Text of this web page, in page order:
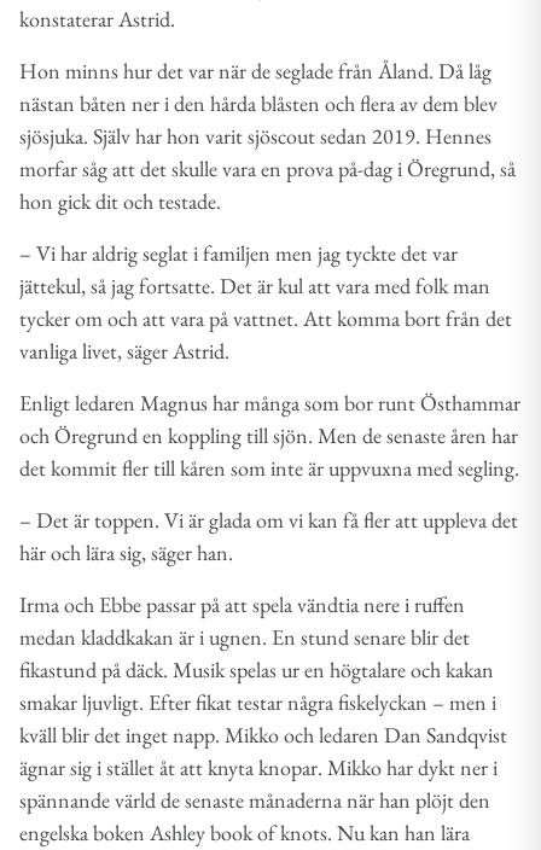
konstaterar Astrid.
Hon minns hur det var när de seglade från Åland. Då låg
nästan båten ner i den hårda blåsten och flera av dem blev
sjösjuka. Själv har hon varit sjöscout sedan 2019. Hennes
morfar såg att det skulle vara en prova på-dag i Öregrund, så
hon gick dit och testade.
– Vi har aldrig seglat i familjen men jag tyckte det var
jättekul, så jag fortsatte. Det är kul att vara med folk man
tycker om och att vara på vattnet. Att komma bort från det
vanliga livet, säger Astrid.
Enligt ledaren Magnus har många som bor runt Östhammar
och Öregrund en koppling till sjön. Men de senaste åren har
det kommit fler till kåren som inte är uppvuxna med segling.
– Det är toppen. Vi är glada om vi kan få fler att uppleva det
här och lära sig, säger han.
Irma och Ebbe passar på att spela vändtia nere i ruffen
medan kladdkakan är i ugnen. En stund senare blir det
fikastund på däck. Musik spelas ur en högtalare och kakan
smakar ljuvligt. Efter fikat testar några fiskelyckan – men i
kväll blir det inget napp. Mikko och ledaren Dan Sandqvist
ägnar sig i stället åt att knyta knopar. Mikko har dykt ner i
spännande värld de senaste månaderna när han plöjt den
engelska boken Ashley book of knots. Nu kan han lära